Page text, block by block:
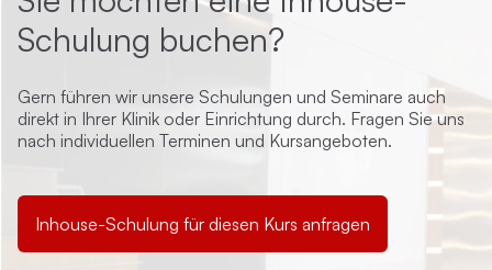
Schulung buchen?
Gern führen wir unsere Schulungen und Seminare auch
direkt in Ihrer Klinik oder Einrichtung durch. Fragen Sie uns
nach individuellen Terminen und Kursangeboten.
Inhouse-Schulung für diesen Kurs anfragen